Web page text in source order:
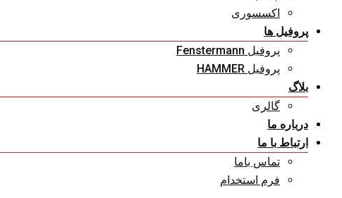
اکسسوری
پروفیل ها
پروفیل Fenstermann
پروفیل HAMMER
بلاگ
گالری
درباره ما
ارتباط با ما
تماس باما
فرم استخدام